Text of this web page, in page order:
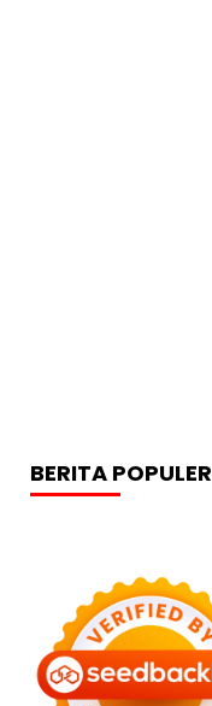
BERITA POPULER